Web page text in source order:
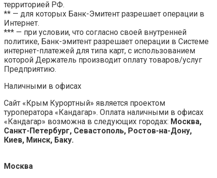
территорией РФ.
** — для которых Банк-Эмитент разрешает операции в
Интернет.
*** — при условии, что согласно своей внутренней
политике, Банк-эмитент разрешает операции в Системе
интернет-платежей для типа карт, с использованием
которой Держатель производит оплату товаров/услуг
Предприятию.
Наличными в офисах
Сайт «Крым Курортный» является проектом
туроператора «Кандагар». Оплата наличными в офисах
«Кандагар» возможна в следующих городах: Москва,
Санкт-Петербург, Севастополь, Ростов-на-Дону,
Киев, Минск, Баку.
Москва